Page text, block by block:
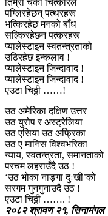
पग्लिरहेछन् पत्थरहरू
भत्किरहेछ मनको बाँध
सल्किरहेछन पत्करहरू
प्यालेस्टाइन स्वतन्त्रताको
उठिरहेछ इन्कलाव !
प्यालेस्टाइन जिन्दावाद !
प्यालेस्टाइन जिन्दावाद !
एउटा चिठ्ठी ……!
उठ अमेरिका दक्षिण उत्तर
उठ युरोप र अस्ट्रेलिया
उठ एसिया उठ अफ्रिका
उठ ए मानिस विश्वभरिका
न्याय, स्वतन्त्रता, समानताको
परचम लहराउँदै उठ !
‘उठ भोका नाङ्गा दुःखी’को
सरगम गुनगुनाउदै उठ !
एउटा चिठ्ठी ……. !
२०८२ श्रावण २१, सिनामंगल